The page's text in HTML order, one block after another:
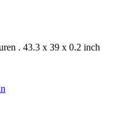
. 43.3 x 39 x 0.2 inch